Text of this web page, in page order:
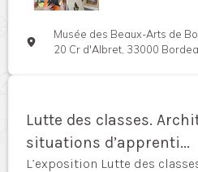
Musée des Beaux-Arts de
20 Cr d'Albret, 33000
Lutte des classes.
situations d’apprenti...
L’exposition Lutte des